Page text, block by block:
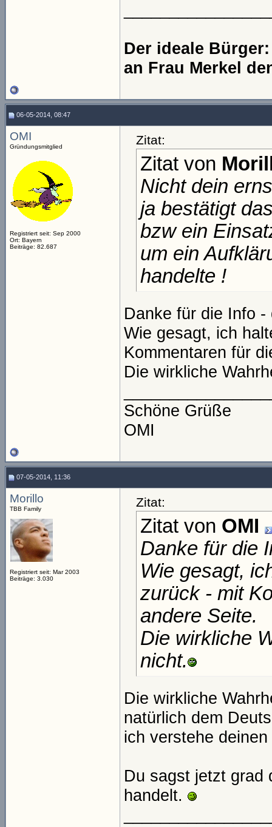
Der ideale
an Frau Merkel
06-05-2014, 08:47
OMI
Gründungsmitglied
Registriert seit: Sep 2000
Ort: Bayern
Beiträge: 82.687
Zitat:
Zitat von
Nicht dein
ja bestätigt
bzw ein
um ein
handelte !
Danke für die Info
Wie gesagt, ich
Kommentaren für
Die wirkliche
Schöne Grüße
OMI
07-05-2014, 11:36
Morillo
TBB Family
Registriert seit: Mar 2003
Beiträge: 3.030
Zitat:
Zitat von OMI
Danke für die
Wie gesagt,
zurück - mit
andere Seite.
Die wirkliche
nicht.
Die wirkliche
natürlich dem
ich verstehe
Du sagst jetzt grad
handelt.